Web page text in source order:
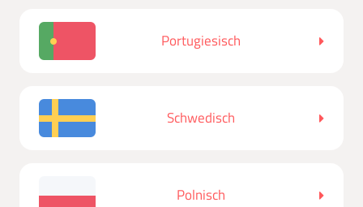
Portugiesisch
Schwedisch
Polnisch